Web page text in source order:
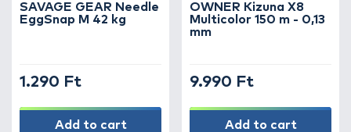
SAVAGE GEAR Needle
EggSnap M 42 kg
1.290 Ft
Add to cart
OWNER Kizuna X8
Multicolor 150 m - 0,13
mm
9.990 Ft
Add to cart